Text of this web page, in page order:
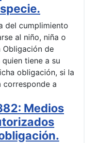
del cumplimiento
al niño, niña o
Obligación de
tiene a su
obligación, si la
corresponde a
Medios